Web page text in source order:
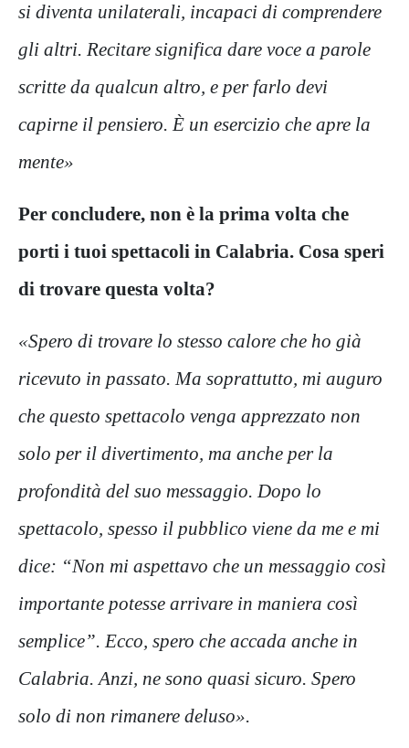
si diventa unilaterali, incapaci di comprendere
gli altri. Recitare significa dare voce a parole
scritte da qualcun altro, e per farlo devi
capirne il pensiero. È un esercizio che apre la
mente»
Per concludere, non è la prima volta che
porti i tuoi spettacoli in Calabria. Cosa speri
di trovare questa volta?
«Spero di trovare lo stesso calore che ho già
ricevuto in passato. Ma soprattutto, mi auguro
che questo spettacolo venga apprezzato non
solo per il divertimento, ma anche per la
profondità del suo messaggio. Dopo lo
spettacolo, spesso il pubblico viene da me e mi
dice: “Non mi aspettavo che un messaggio così
importante potesse arrivare in maniera così
semplice”. Ecco, spero che accada anche in
Calabria. Anzi, ne sono quasi sicuro. Spero
solo di non rimanere deluso».